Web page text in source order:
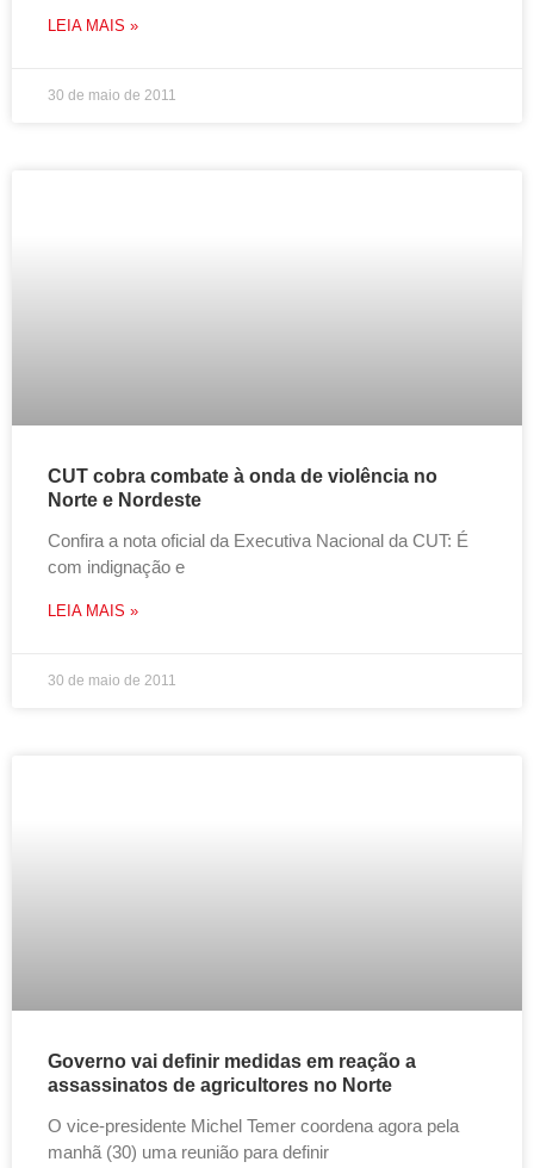
LEIA MAIS »
30 de maio de 2011
CUT cobra combate à onda de violência no
Norte e Nordeste
Confira a nota oficial da Executiva Nacional da CUT: É
com indignação e
LEIA MAIS »
30 de maio de 2011
Governo vai definir medidas em reação a
assassinatos de agricultores no Norte
O vice-presidente Michel Temer coordena agora pela
manhã (30) uma reunião para definir